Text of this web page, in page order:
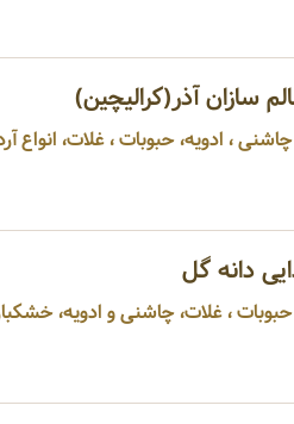
سازان آذر(کرالیچین)
چاشنی ، ادویه، حبوبات ، غلات،
دانه گل
غلات، چاشنی و ادویه، خشکبار، سبزیجات خشک ، آرد و لوازم